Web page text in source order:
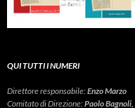
QUI TUTTI I NUMERI
Direttore responsabile:Enzo Marzo
Comitato di Direzione:Paolo